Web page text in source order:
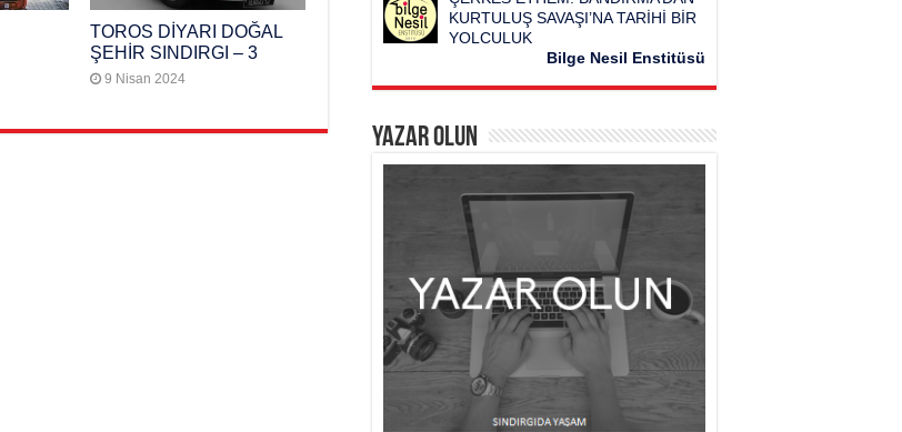
TOROS DİYARI DOĞAL
ŞEHİR SINDIRGI – 3
9 Nisan 2024
KURTULUŞ SAVAŞI’NA TARİHİ BİR
YOLCULUK
Bilge Nesil Enstitüsü
Yazar Olun